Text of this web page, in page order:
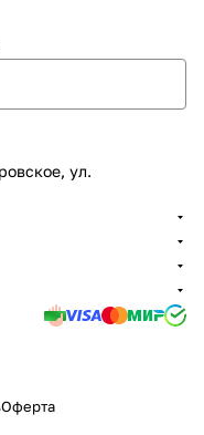
ул.
Оферта